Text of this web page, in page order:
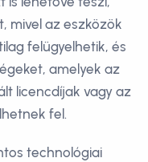
mivel az eszközök
felügyelhetik, és
amelyek az
licencdíjak vagy az
fel.
technológiai